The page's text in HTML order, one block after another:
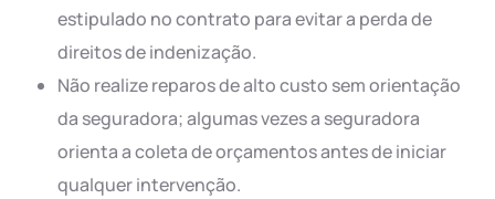
estipulado no contrato para evitar a perda de
direitos de indenização.
Não realize reparos de alto custo sem orientação
da seguradora; algumas vezes a seguradora
orienta a coleta de orçamentos antes de iniciar
qualquer intervenção.